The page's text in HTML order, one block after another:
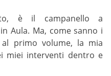
è il campanello a
Aula. Ma, come sanno i
al primo volume, la mia
miei interventi dentro e